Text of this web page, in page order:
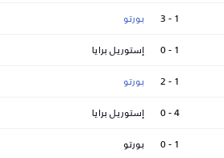
1 - 3 بورتو
1 - 0 إستوريل برايا
1 - 2 بورتو
4 - 0 إستوريل برايا
1 - 0 بورتو